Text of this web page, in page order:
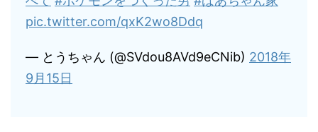
pic.twitter.com/qxK2wo8Ddq
— とうちゃん (@SVdou8AVd9eCNib) 2018年
9月15日